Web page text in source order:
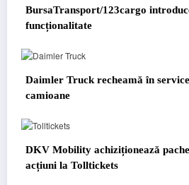
BursaTransport/123cargo
funcționalitate
Daimler Truck recheamă în
camioane
DKV Mobility achiziționează
acțiuni la Tolltickets